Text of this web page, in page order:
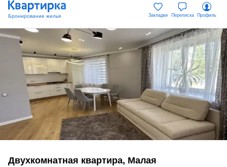
Закладки Переписка Профиль
Двухкомнатная квартира, Малая